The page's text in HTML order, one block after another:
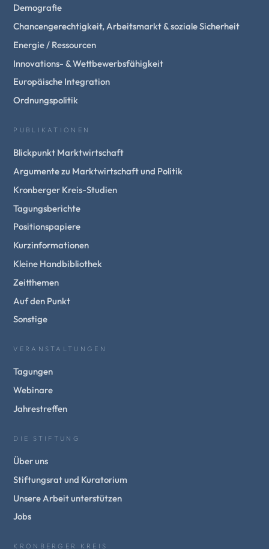
Demografie
Chancengerechtigkeit, Arbeitsmarkt & soziale Sicherheit
Energie / Ressourcen
Innovations- & Wettbewerbsfähigkeit
Europäische Integration
Ordnungspolitik
PUBLIKATIONEN
Blickpunkt Marktwirtschaft
Argumente zu Marktwirtschaft und Politik
Kronberger Kreis-Studien
Tagungsberichte
Positionspapiere
Kurzinformationen
Kleine Handbibliothek
Zeitthemen
Auf den Punkt
Sonstige
VERANSTALTUNGEN
Tagungen
Webinare
Jahrestreffen
DIE STIFTUNG
Über uns
Stiftungsrat und Kuratorium
Unsere Arbeit unterstützen
Jobs
KRONBERGER KREIS